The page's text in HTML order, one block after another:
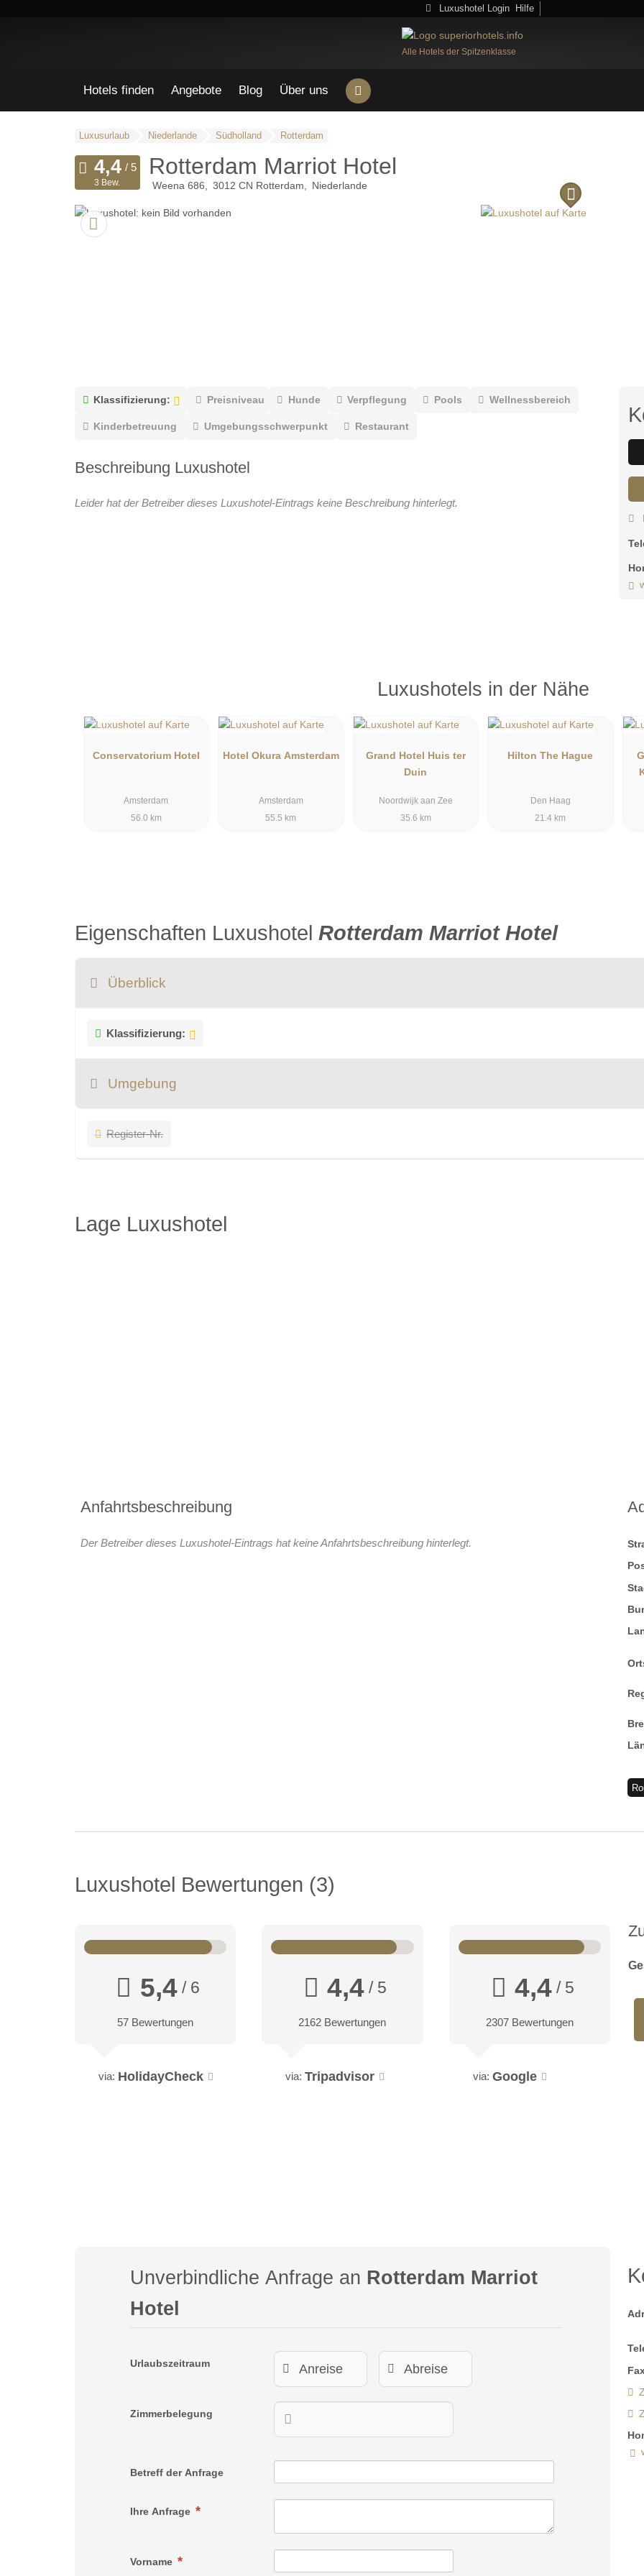
Luxushotel Login Hilfe
Alle Hotels der Spitzenklasse
Hotels finden Angebote Blog Über uns
Luxusurlaub Niederlande Südholland Rotterdam
Rotterdam Marriot Hotel
Weena 686 3012 CN Rotterdam Niederlande
3 Bew.
Klassifizierung: Preisniveau Hunde Verpflegung Pools Wellnessbereich
Kinderbetreuung Umgebungsschwerpunkt Restaurant
Beschreibung Luxushotel
Leider hat der Betreiber dieses Luxushotel-Eintrags keine Beschreibung hinterlegt.
Luxushotels in der Nähe
Conservatorium Hotel
Amsterdam
56.0 km
Hotel Okura Amsterdam
Amsterdam
55.5 km
Grand Hotel Huis ter
Duin
Noordwijk aan Zee
35.6 km
Hilton The Hague
Den Haag
21.4 km
Eigenschaften Luxushotel Rotterdam Marriot Hotel
Überblick
Klassifizierung:
Umgebung
Register-Nr.
Lage Luxushotel
Anfahrtsbeschreibung
Der Betreiber dieses Luxushotel-Eintrags hat keine Anfahrtsbeschreibung hinterlegt.
Luxushotel Bewertungen 3
5,4/ 6
57 Bewertungen
via: HolidayCheck
4,4 / 5
2162 Bewertungen
via: Tripadvisor
4,4/ 5
2307 Bewertungen
via: Google
Unverbindliche Anfrage an Rotterdam Marriot
Hotel
Urlaubszeitraum
Zimmerbelegung
Betreff der Anfrage
Ihre Anfrage
Vorname